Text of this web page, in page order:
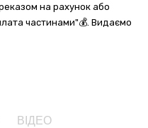
на рахунок або
частинами"💰. Видаємо
ВІДЕО